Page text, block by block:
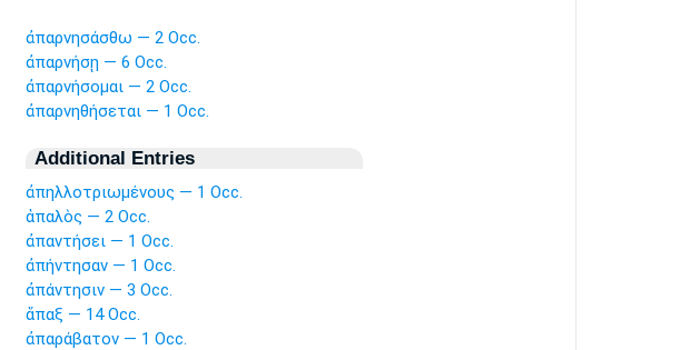
ἀπαρνησάσθω — 2 Occ.
ἀπαρνήσῃ — 6 Occ.
ἀπαρνήσομαι — 2 Occ.
ἀπαρνηθήσεται — 1 Occ.
Additional Entries
ἀπηλλοτριωμένους — 1 Occ.
ἁπαλὸς — 2 Occ.
ἀπαντήσει — 1 Occ.
ἀπήντησαν — 1 Occ.
ἀπάντησιν — 3 Occ.
ἅπαξ — 14 Occ.
ἀπαράβατον — 1 Occ.